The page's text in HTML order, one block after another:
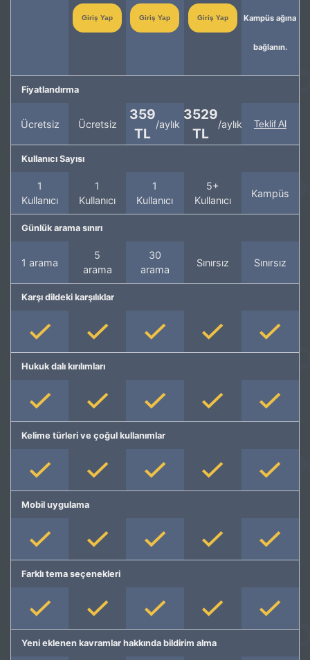
Giriş Yap Giriş Yap Giriş Yap Kampüs ağına
bağlanın.
Fiyatlandırma
Ücretsiz Ücretsiz
359
TL
/aylık
3529
TL
/aylık Teklif Al
Kullanıcı Sayısı
1
Kullanıcı
1
Kullanıcı
1
Kullanıcı
5+
Kullanıcı
Kampüs
Günlük arama sınırı
1 arama
5
arama
30
arama
Sınırsız Sınırsız
Karşı dildeki karşılıklar
Hukuk dalı kırılımları
Kelime türleri ve çoğul kullanımlar
Mobil uygulama
Farklı tema seçenekleri
Yeni eklenen kavramlar hakkında bildirim alma